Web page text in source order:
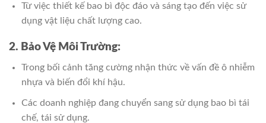
Từ việc thiết kế bao bì độc đáo và sáng tạo đến việc sử
dụng vật liệu chất lượng cao.
2. Bảo Vệ Môi Trường:
Trong bối cảnh tăng cường nhận thức về vấn đề ô nhiễm
nhựa và biến đổi khí hậu.
Các doanh nghiệp đang chuyển sang sử dụng bao bì tái
chế, tái sử dụng.